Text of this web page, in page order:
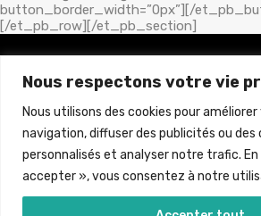
Nous respectons votre vie
Nous utilisons des cookies pour
navigation, diffuser des publicités ou des
personnalisés et analyser notre trafic.
accepter », vous consentez à notre
button_border_width=”0px”][/
[/et_pb_row][/et_pb_section]
Brun Immobilier
MENTIONS LEGALES&POLITIQUE DE